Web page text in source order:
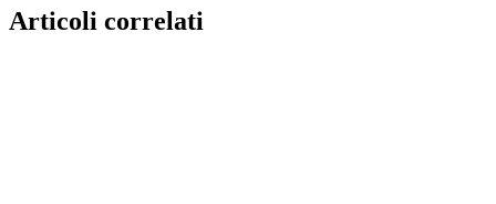
Articoli correlati